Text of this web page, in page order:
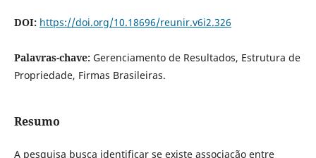
DOI: https://doi.org/10.18696/reunir.v6i2.326
Palavras-chave: Gerenciamento de Resultados, Estrutura de
Propriedade, Firmas Brasileiras.
Resumo
A pesquisa busca identificar se existe associação entre